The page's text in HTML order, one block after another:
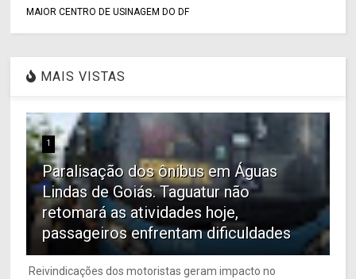
MAIOR CENTRO DE USINAGEM DO DF
MAIS VISTAS
1
Paralisação dos ônibus em Águas
Lindas de Goiás. Taguatur não
retomará as atividades hoje,
passageiros enfrentam dificuldades
Reivindicações dos motoristas geram impacto no